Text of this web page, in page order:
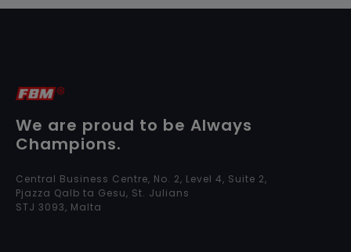
We are proud to be Always
Champions.
Central Business Centre, No. 2, Level 4, Suite 2,
Pjazza Qalb ta Gesu, St. Julians
STJ 3093, Malta